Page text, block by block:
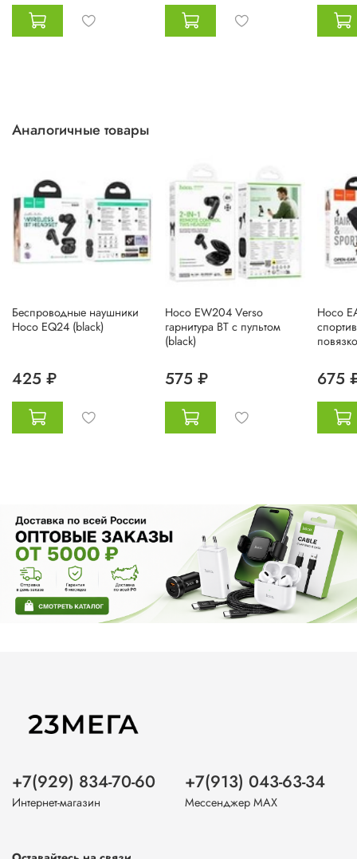
Аналогичные товары
Беспроводные наушники
Hoco EQ24 (black)
425 ₽
Hoco EW204 Verso
гарнитура BT с пультом
(black)
575 ₽
Hoco
675
+7(929) 834-70-60
Интернет-магазин
+7(913) 043-63-34
Мессенджер MAX